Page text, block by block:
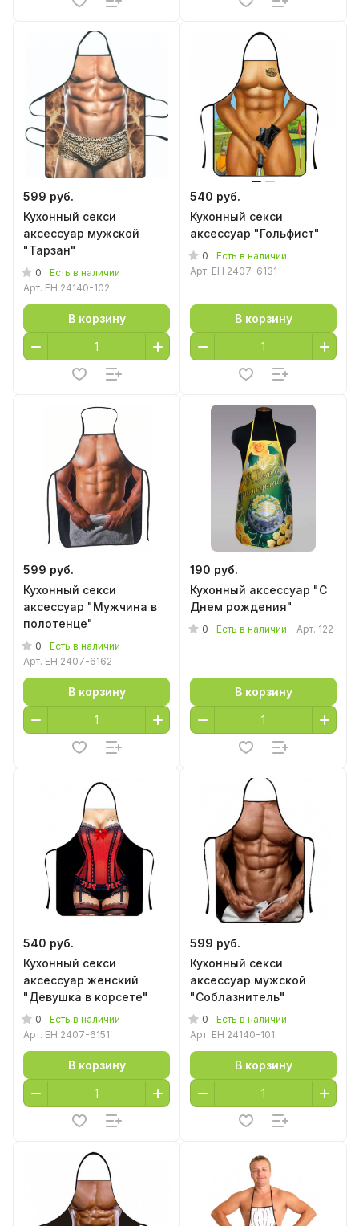
599 руб.
Кухонный секси
аксессуар мужской
"Тарзан"
0
Есть в наличии
Арт. EH 24140-102
В корзину
540 руб.
Кухонный секси
аксессуар "Гольфист"
0
Есть в наличии
Арт. EH 2407-6131
В корзину
599 руб.
Кухонный секси
аксессуар "Мужчина в
полотенце"
0
Есть в наличии
Арт. EH 2407-6162
В корзину
190 руб.
Кухонный аксессуар "С
Днем рождения"
0 Есть в наличии Арт. 122
В корзину
540 руб.
Кухонный секси
аксессуар женский
"Девушка в корсете"
0
Есть в наличии
Арт. EH 2407-6151
В корзину
599 руб.
Кухонный секси
аксессуар мужской
"Соблазнитель"
0
Есть в наличии
Арт. EH 24140-101
В корзину